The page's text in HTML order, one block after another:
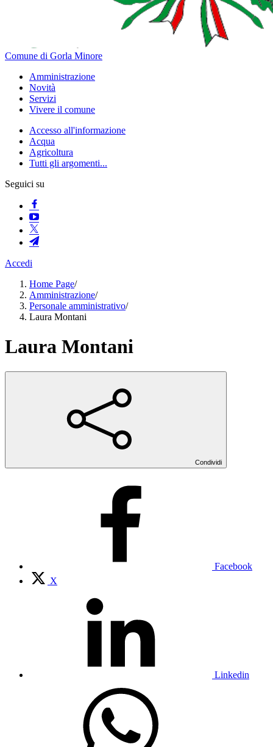
Comune di Gorla Minore
Amministrazione
Novità
Servizi
Vivere il comune
Accesso all'informazione
Acqua
Agricoltura
Tutti gli argomenti...
Seguici su
Accedi
Home Page/
Amministrazione/
Personale amministrativo/
Laura Montani
Laura Montani
Condividi
Facebook
X
Linkedin